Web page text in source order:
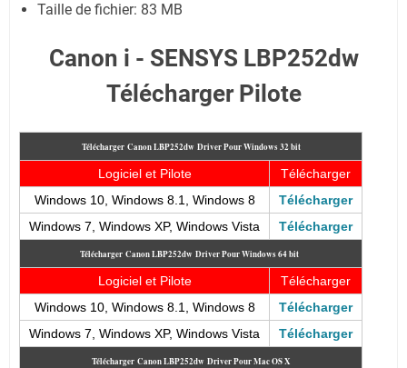
Taille de fichier: 83 MB
Canon i - SENSYS LBP252dw
Télécharger Pilote
Télécharger Canon LBP252dw Driver Pour Windows 32 bit
Logiciel et Pilote
Télécharger
Windows 10, Windows 8.1, Windows 8
Télécharger
Windows 7 , Windows XP, Windows Vista Télécharger
Télécharger Canon LBP252dw Driver Pour Windows 64 bit
Logiciel et Pilote
Télécharger
Windows 10, Windows 8.1, Windows 8
Télécharger
Windows 7, Windows XP, Windows Vista
Télécharger
Télécharger Canon LBP252dw Driver Pour Mac OS X